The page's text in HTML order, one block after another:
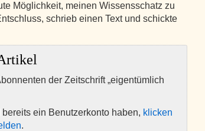
Möglichkeit, meinen Wissensschatz zu
schrieb einen Text und schickte
der Zeitschrift „eigentümlich
ein Benutzerkonto haben, klicken
.